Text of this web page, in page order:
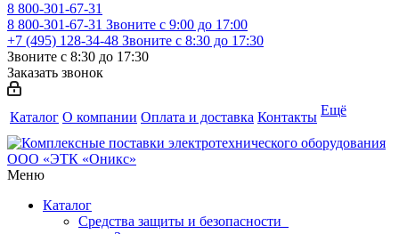
8 800-301-67-31
8 800-301-67-31 Звоните с 9:00 до 17:00
+7 (495) 128-34-48 Звоните с 8:30 до 17:30
Звоните с 8:30 до 17:30
Заказать звонок
Каталог О компании Оплата и доставка Контакты Ещё
Меню
Каталог
Средства защиты и безопасности